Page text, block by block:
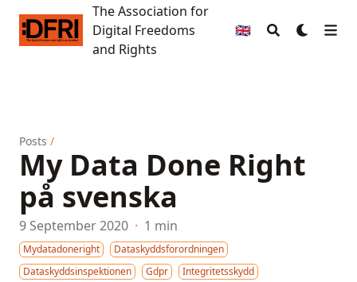
The Association for Digital Freedoms and Rights
The Association for
Digital Freedoms
and Rights
🇬🇧
Posts /
My Data Done Right
på svenska
9 September 2020 · 1 min
Mydatadoneright
Dataskyddsforordningen
Dataskyddsinspektionen
Gdpr
Integritetsskydd